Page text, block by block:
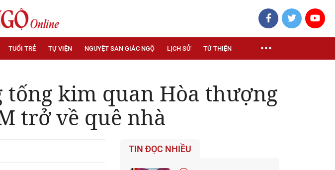
TUỔI TRẺ TỰ VIỆN NGUYỆT SAN GIÁC NGỘ LỊCH SỬ TỪ THIỆN
kim quan Hòa thượng
trở về quê nhà
TIN ĐỌC NHIỀU